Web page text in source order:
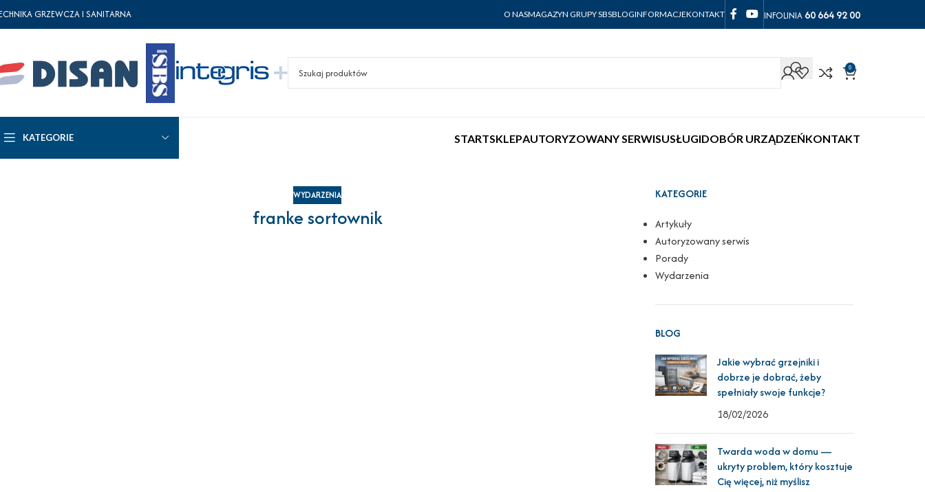
GRZEWCZA I SANITARNA O NASMAGAZYN GRUPY SBSBLOGINFORMACJEKONTAKT INFOLINIA 60 664 92 00
0
KATEGORIE STARTSKLEPAUTORYZOWANY SERWISUSŁUGIDOBÓR URZĄDZEŃKONTAKT
WYDARZENIA
franke sortownik
KATEGORIE
Artykuły
Autoryzowany serwis
Porady
Wydarzenia
BLOG
Jakie wybrać grzejniki i
dobrze je dobrać, żeby
spełniały swoje funkcje?
18/02/2026
Twarda woda w domu —
ukryty problem, który kosztuje
Cię więcej, niż myślisz